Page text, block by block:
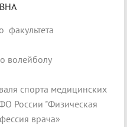
факультета
волейболу
спорта медицинских
России "Физическая
врача»